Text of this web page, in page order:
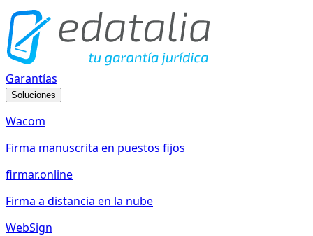
Garantías
Soluciones
Wacom
Firma manuscrita en puestos fijos
firmar.online
Firma a distancia en la nube
WebSign